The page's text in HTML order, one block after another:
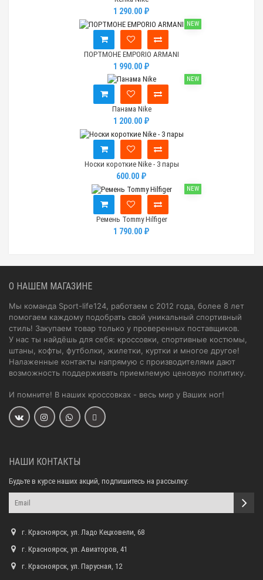
1 290.00 ₽
NEW
ПОРТМОНЕ EMPORIO ARMANI
1 990.00 ₽
NEW
Панама Nike
1 200.00 ₽
Носки короткие Nike - 3 пары
600.00 ₽
NEW
Ремень Tommy Hilfiger
1 790.00 ₽
О НАШЕМ МАГАЗИНЕ
Мы команда Sport-life124, работаем с 2012 года, более 8 лет
помогаем каждому подобрать свой уникальный спортивный
стиль! Закупаем товар только у проверенных поставщиков.
У нас ты найдёшь для себя: кроссовки, спортивные костюмы,
штаны, кофты, футболки, жилетки, куртки и многое другое!
Налаженные контакты напрямую с производителями дают
возможность поддерживать приемлемую ценовую политику.
И помните! В наших кроссовках - весь мир у Ваших ног!
НАШИ КОНТАКТЫ
Будьте в курсе наших акций, подпишитесь на рассылку:
г. Красноярск, ул. Ладо Кецховели, 68
г. Красноярск, ул. Авиаторов, 41
г. Красноярск, ул. Парусная, 12